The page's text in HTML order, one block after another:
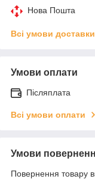
Нова Пошта
Всі умови доставки
Умови оплати
Післяплата
Всі умови оплати
Умови
Повернення товару